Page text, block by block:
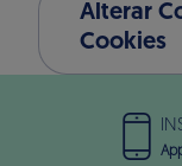
Alterar
Cookies